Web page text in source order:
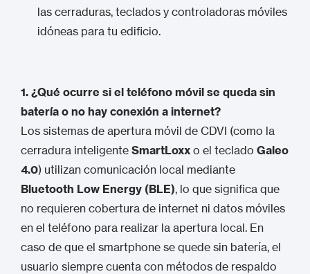
las cerraduras, teclados y controladoras móviles
idóneas para tu edificio.
1. ¿Qué ocurre si el teléfono móvil se queda sin
batería o no hay conexión a internet?
Los sistemas de apertura móvil de CDVI (como la
cerradura inteligente SmartLoxx o el teclado Galeo
4.0) utilizan comunicación local mediante
Bluetooth Low Energy (BLE), lo que significa que
no requieren cobertura de internet ni datos móviles
en el teléfono para realizar la apertura local. En
caso de que el smartphone se quede sin batería, el
usuario siempre cuenta con métodos de respaldo